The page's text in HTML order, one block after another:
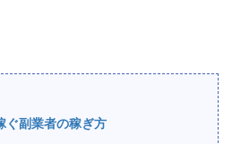
ぐ副業者の稼ぎ方